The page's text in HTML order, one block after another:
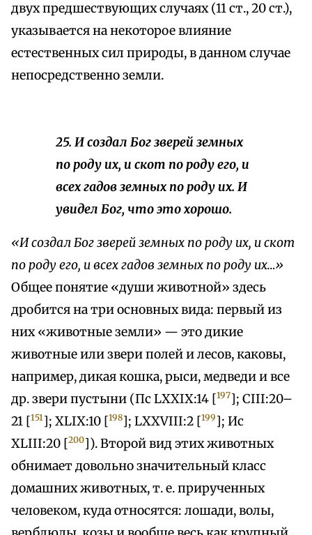
двух предшествующих случаях (11 ст., 20 ст.),
указывается на некоторое влияние
естественных сил природы, в данном случае
непосредственно земли.
25. И создал Бог зверей земных
по роду их, и скот по роду его, и
всех гадов земных по роду их. И
увидел Бог, чтоэтохорошо.
«И создал Бог зверей земных по роду их, и скот
по роду его, и всех гадов земных по роду их…»
Общее понятие «души животной» здесь
дробится на три основных вида: первый из
них «животные земли» — это дикие
животные или звери полей и лесов, каковы,
например, дикая кошка, рыси, медведи и все
др. звери пустыни (Пс LXXIX:14 [197]; CIII:20–
21 [151]; XLIX:10 [198]; LXXVIII:2 [199 ]; Ис
XLIII:20 [200]). Второй вид этих животных
обнимает довольно значительный класс
домашних животных, т. е. прирученных
человеком, куда относятся: лошади, волы,